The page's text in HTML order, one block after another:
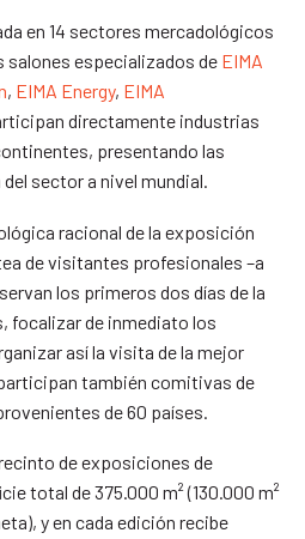
en 14 sectores mercadológicos
salones especializados de EIMA
, EIMA Energy, EIMA
directamente industrias
presentando las
sector a nivel mundial.
racional de la exposición
de visitantes profesionales –a
los primeros dos días de la
focalizar de inmediato los
así la visita de la mejor
también comitivas de
de 60 países.
de exposiciones de
total de 375.000 m² (130.000 m²
y en cada edición recibe